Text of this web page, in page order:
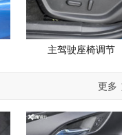
主驾驶座椅调节
更多